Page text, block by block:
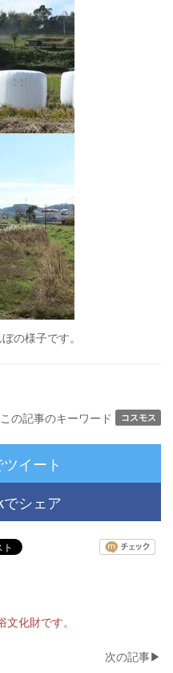
の様子です。
この記事のキーワード
コスモス
イート
シェア
化財です。